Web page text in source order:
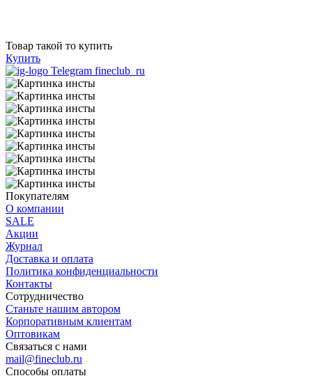
Товар такой то купить
Купить
Telegram fineclub_ru
Покупателям
О компании
SALE
Акции
Журнал
Доставка и оплата
Политика конфиденциальности
Контакты
Сотрудничество
Станьте нашим автором
Корпоративным клиентам
Оптовикам
Связаться с нами
mail@fineclub.ru
Способы оплаты